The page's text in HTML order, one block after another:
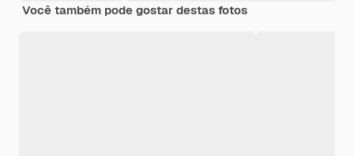
Você também pode gostar destas fotos